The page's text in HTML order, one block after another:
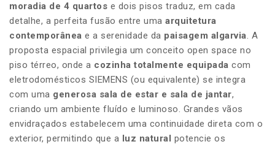
moradia de 4 quartos e dois pisos traduz, em cada
detalhe, a perfeita fusão entre uma arquitetura
contemporânea e a serenidade da paisagem algarvia. A
proposta espacial privilegia um conceito open space no
piso térreo, onde a cozinha totalmente equipada com
eletrodomésticos SIEMENS (ou equivalente) se integra
com uma generosa sala de estar e sala de jantar,
criando um ambiente fluído e luminoso. Grandes vãos
envidraçados estabelecem uma continuidade direta com o
exterior, permitindo que a luz natural potencie os